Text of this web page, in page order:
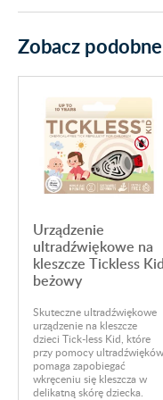
Zobacz
Urządzenie
ultradźwiękowe na
kleszcze Tickless Kid
beżowy
Skuteczne ultradźwiękowe
urządzenie na kleszcze
dzieci Tick-less Kid, które
przy pomocy ultradźwięków
pomaga zapobiegać
wkręceniu się kleszcza w
delikatną skórę dziecka.